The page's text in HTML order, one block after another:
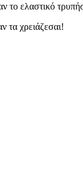
το ελαστικό
τα χρειάζεσαι!